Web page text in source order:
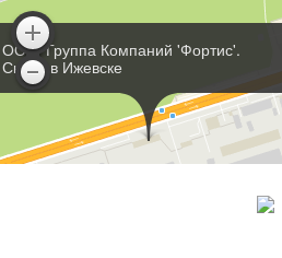
ООО 'Группа Компаний 'Фортис'.
Склад в Ижевске